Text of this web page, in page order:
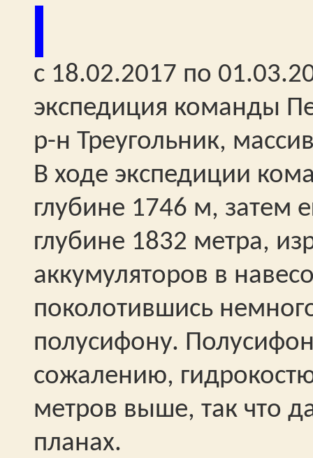
c 18.02.2017 по
экспедиция команды
р-н Треугольник,
В ходе экспедиции
глубине 1746 м, затем
глубине 1832 метра,
аккумуляторов в
поколотившись
полусифону.
сожалению,
метров выше, так что
планах.